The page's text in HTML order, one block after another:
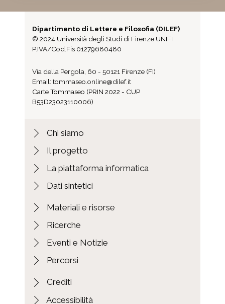
Dipartimento di Lettere e Filosofia (DILEF)
© 2024 Università degli Studi di Firenze UNIFI
P.IVA/Cod.Fis 01279680480
Via della Pergola, 60 - 50121 Firenze (FI)
Email: tommaseo.online@dilef.it
Carte Tommaseo (PRIN 2022 - CUP
B53D23023110006)
Chi siamo
Il progetto
La piattaforma informatica
Dati sintetici
Materiali e risorse
Ricerche
Eventi e Notizie
Percorsi
Crediti
Accessibilità